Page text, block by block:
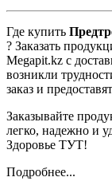
Где купить
? Заказать
Megapit.kz с
возникли
заказ и
Заказывайте
легко, надежно и
Здоровье ТУТ!
Подробнее...